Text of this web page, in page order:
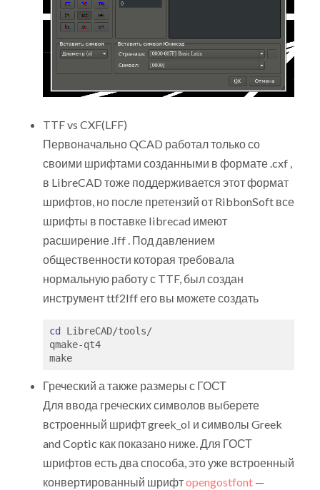
TTF vs CXF(LFF)
Первоначально QCAD работал только со
своими шрифтами созданными в формате .cxf ,
в LibreCAD тоже поддерживается этот формат
шрифтов, но после претензий от RibbonSoft все
шрифты в поставке librecad имеют
расширение .lff . Под давлением
общественности которая требовала
нормальную работу с TTF, был создан
инструмент ttf2lff его вы можете создать
cd
LibreCAD/tools/
qmake-qt4
make
Греческий а также размеры с ГОСТ
Для ввода греческих символов выберете
встроенный шрифт greek_ol и символы Greek
and Coptic как показано ниже. Для ГОСТ
шрифтов есть два способа, это уже встроенный
конвертированный шрифтopengostfont —